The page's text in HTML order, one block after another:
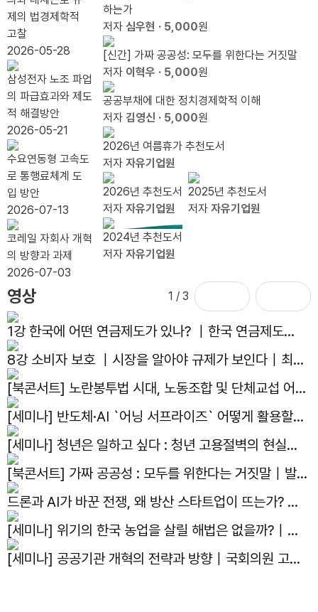
다
기념
북콘
서트
은 다
음의
인터
넷이
다.
라이
트 형
제를
상기
하라
배분`
제의 법경제학적
고찰
2026-05-28
삼성전자 노조 파업
의 파급효과와 제도
적 해결방안
2026-05-21
수요연동형 고속도
로 통행료체계 도
입 방안
2026-07-13
코레일 자회사 개혁
의 방향과 과제
2026-07-03
하는가
저자 심우현 · 5,000원
[신간] 가짜 공공성: 모두를 위한다는 거짓말
저자 이혁우 · 5,000원
공공부채에 대한 정치경제학적 이해
저자 김영신 · 5,000원
2026년 여름휴가 추천도서
저자 자유기업원
2026년 추천도서
저자 자유기업원
2025년 추천도서
저자 자유기업원
2024년 추천도서
저자 자유기업원
영상 1 / 3
1강 한국에 어떤 연금제도가 있나? ｜한국 연금제도의
현재와 미래｜김용하 교수
8강 소비자 보호 ｜시장을 알아야 규제가 보인다｜최병
선 명예교수
[북콘서트] 노란봉투법 시대, 노동조합 및 단체교섭 어떻
게 대응하나?｜발간기념 북콘서트
[세미나] 반도체·AI `어닝 서프라이즈` 어떻게 활용할
것인가?｜국회의원 김용태, 한반도선진화재단, 자유기
업원, 주간조선 주최 세미나
[세미나] 청년은 일하고 싶다 : 청년 고용절벽의 현실과
해법｜국회의원 박수영, 자유기업원 공동주최 세미나
[북콘서트] 가짜 공공성 : 모두를 위한다는 거짓말｜발간
기념 북콘서트
드론과 AI가 바꾼 전쟁, 왜 방산 스타트업이 뜨는가? ｜
선유도 스터디 4화
[세미나] 위기의 한국 농업을 살릴 해법은 없을까?｜제
14회 아고라이코노미카
[세미나] 공공기관 개혁의 전략과 방향｜국회의원 고동